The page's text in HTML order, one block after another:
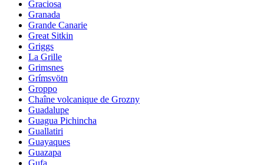
Graciosa
Granada
Grande Canarie
Great Sitkin
Griggs
La Grille
Grimsnes
Grímsvötn
Groppo
Chaîne volcanique de Grozny
Guadalupe
Guagua Pichincha
Guallatiri
Guayaques
Guazapa
Gufa